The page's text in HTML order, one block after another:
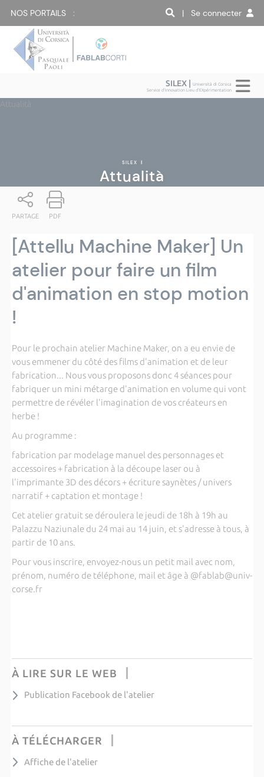
NOS PORTAILS : | Se connecter
SILEX |Università di Corsica
Service d'Innovation Lieu d'EXpérimentation
Attualità
SILEX |
Attualità
PARTAGE PDF
[Attellu Machine Maker] Un
atelier pour faire un film
d'animation en stop motion
!
Pour le prochain atelier Machine Maker, on a eu envie de
vous emmener du côté des films d'animation et de leur
fabrication... Nous vous proposons donc 4 séances pour
fabriquer un mini métarge d'animation en volume qui vont
permettre de révéler l'imagination de vos créateurs en
herbe !
Au programme :
fabrication par modelage manuel des personnages et
accessoires + fabrication à la découpe laser ou à
l'imprimante 3D des décors + écriture saynètes / univers
narratif + captation et montage !
Cet atelier gratuit se déroulera le jeudi de 18h à 19h au
Palazzu Naziunale du 24 mai au 14 juin, et s'adresse à tous, à
partir de 10 ans.
Pour vous inscrire, envoyez-nous un petit mail avec nom,
prénom, numéro de téléphone, mail et âge à @fablab@univ-
corse.fr
À LIRE SUR LE WEB
Publication Facebook de l'atelier
À TÉLÉCHARGER
Affiche de l'atelier